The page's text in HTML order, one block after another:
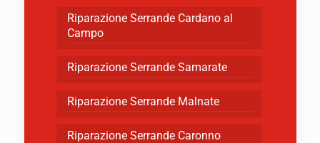
Riparazione Serrande Cardano al
Campo
Riparazione Serrande Samarate
Riparazione Serrande Malnate
Riparazione Serrande Caronno